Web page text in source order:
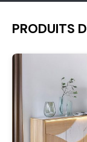
PRODUITS